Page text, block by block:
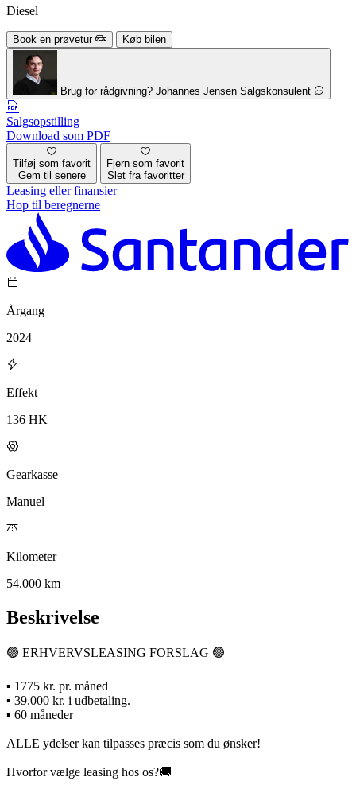
Diesel
Book en prøvetur Køb bilen
Brug for rådgivning? Johannes Jensen Salgskonsulent
Salgsopstilling
Download som PDF
Tilføj som favorit
Gem til senere
Fjern som favorit
Slet fra favoritter
Leasing eller finansier
Hop til beregnerne
Årgang
2024
Effekt
136 HK
Gearkasse
Manuel
Kilometer
54.000 km
Beskrivelse
🟢 ERHVERVSLEASING FORSLAG 🟢
▪️ 1775 kr. pr. måned
▪️ 39.000 kr. i udbetaling.
▪️ 60 måneder
ALLE ydelser kan tilpasses præcis som du ønsker!
Hvorfor vælge leasing hos os?🚚